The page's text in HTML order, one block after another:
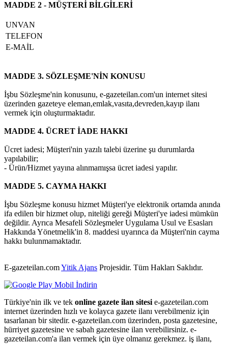
MADDE 2 - MÜŞTERİ BİLGİLERİ
UNVAN
TELEFON
E-MAİL
MADDE 3. SÖZLEŞME'NİN KONUSU
İşbu Sözleşme'nin konusunu, e-gazeteilan.com'un internet sitesi
üzerinden gazeteye eleman,emlak,vasıta,devreden,kayıp ilanı
vermek için oluşturmaktadır.
MADDE 4. ÜCRET İADE HAKKI
Ücret iadesi; Müşteri'nin yazılı talebi üzerine şu durumlarda
yapılabilir;
- Ürün/Hizmet yayına alınmamışsa ücret iadesi yapılır.
MADDE 5. CAYMA HAKKI
İşbu Sözleşme konusu hizmet Müşteri'ye elektronik ortamda anında
ifa edilen bir hizmet olup, niteliği gereği Müşteri'ye iadesi mümkün
değildir. Ayrıca Mesafeli Sözleşmeler Uygulama Usul ve Esasları
Hakkında Yönetmelik'in 8. maddesi uyarınca da Müşteri'nin cayma
hakkı bulunmamaktadır.
E-gazeteilan.comYitik Ajans Projesidir. Tüm Hakları Saklıdır.
Türkiye'nin ilk ve tek online gazete ilan sitesi e-gazeteilan.com
internet üzerinden hızlı ve kolayca gazete ilanı verebilmeniz için
tasarlanan bir sitedir. e-gazeteilan.com üzerinden, posta gazetesine,
hürriyet gazetesine ve sabah gazetesine ilan verebilirsiniz. e-
gazeteilan.com'a ilan vermek için üye olmanız gerekmez. iş ilanı,